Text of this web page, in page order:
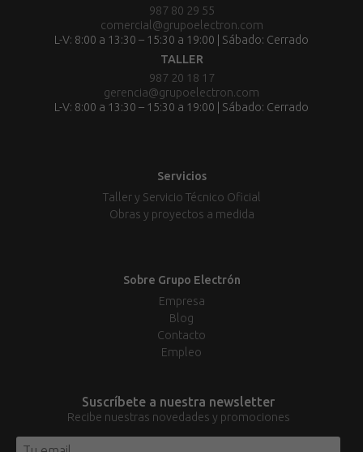
987 80 29 55
comercial@grupoelectron.com
L-V: 8:00 a 13:30 – 15:30 a 19:00 | Sábado: Cerrado
TALLER
987 20 18 17
gerencia@grupoelectron.com
L-V: 8:00 a 13:30 – 15:30 a 19:00 | Sábado: Cerrado
Servicios
Taller y Servicio Técnico Oficial
Obras y proyectos a medida
Sobre Grupo Electrón
Empresa
Blog
Contacto
Empleo
Suscríbete a nuestra newsletter
Recibe nuestras novedades y promociones